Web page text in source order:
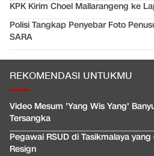
KPK Kirim Choel Mallarangeng ke
Polisi Tangkap Penyebar Foto
SARA
REKOMENDASI UNTUKMU
Video Mesum 'Yang Wis Yang'
Tersangka
Pegawai RSUD di Tasikmalaya yang
Resign